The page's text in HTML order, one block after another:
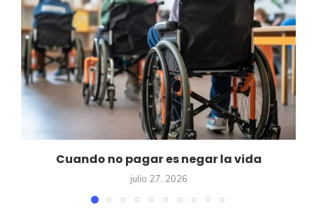
Cuando no pagar es negar la vida
julio 27, 2026